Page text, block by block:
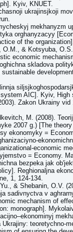
Kyiv, KNUET.
ukrajinsjkoji
mekhanyzm
orghanyzacyy
of the
& Kotsyuba,
economic
skladova
AIC]. Kyiv, High
Zakon Ukrainy vid
M. (2008).
2007 g.) [The
ekonomyky =
economic
= Economy.
bezpeka jak
Reghionaljna
1, 124-134.
& Shebanin, O.V.
sadivnyctva v
mechanism of
monograph].
teoretychno-